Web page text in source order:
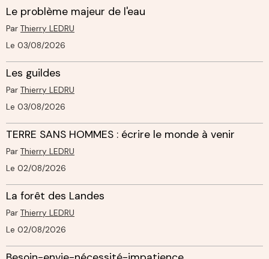
Le problème majeur de l'eau
Par Thierry LEDRU
Le 03/08/2026
Les guildes
Par Thierry LEDRU
Le 03/08/2026
TERRE SANS HOMMES : écrire le monde à venir
Par Thierry LEDRU
Le 02/08/2026
La forêt des Landes
Par Thierry LEDRU
Le 02/08/2026